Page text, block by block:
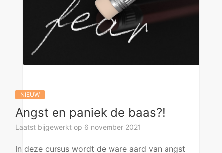
NIEUW
Angst en paniek de baas?!
Laatst bijgewerkt op 6 november 2021
In deze cursus wordt de ware aard van angst